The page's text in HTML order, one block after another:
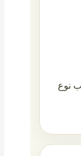
نوع